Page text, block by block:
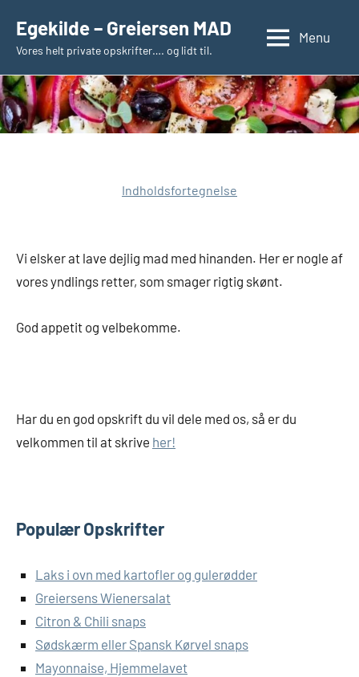
indhold
Egekilde – Greiersen MAD
Vores helt private opskrifter…. og lidt til.
Menu
Indholdsfortegnelse
Vi elsker at lave dejlig mad med hinanden. Her er nogle af
vores yndlings retter, som smager rigtig skønt.
God appetit og velbekomme.
Har du en god opskrift du vil dele med os, så er du
velkommen til at skrive her!
Populær Opskrifter
Laks i ovn med kartofler og gulerødder
Greiersens Wienersalat
Citron & Chili snaps
Sødskærm eller Spansk Kørvel snaps
Mayonnaise, Hjemmelavet